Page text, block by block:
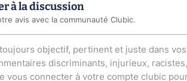
à la discussion
avis avec la communauté Clubic.